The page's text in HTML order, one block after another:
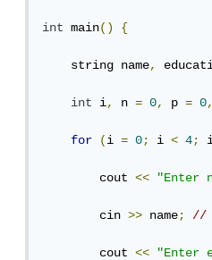
int main() {
string name,
int i, n = 0, p = 0,
for (i = 0; i < 4;
cout << "Enter
cin >> name; //
cout << "Enter